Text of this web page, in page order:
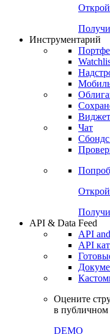
Инструментарий
Чат
API & Data Feed
API
API
Оцените
в публичном
DEMO